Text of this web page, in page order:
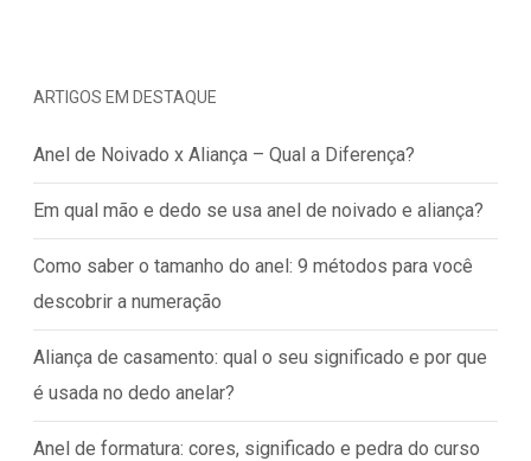
ARTIGOS EM DESTAQUE
Anel de Noivado x Aliança – Qual a Diferença?
Em qual mão e dedo se usa anel de noivado e aliança?
Como saber o tamanho do anel: 9 métodos para você
descobrir a numeração
Aliança de casamento: qual o seu significado e por que
é usada no dedo anelar?
Anel de formatura: cores, significado e pedra do curso